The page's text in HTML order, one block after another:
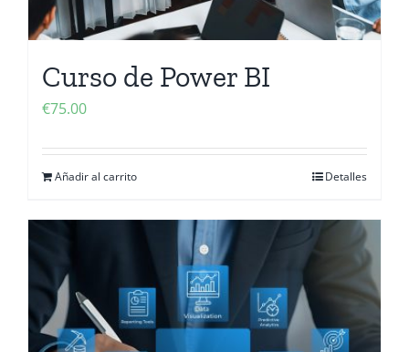
Curso de Power BI
€75.00
Añadir al carrito Detalles